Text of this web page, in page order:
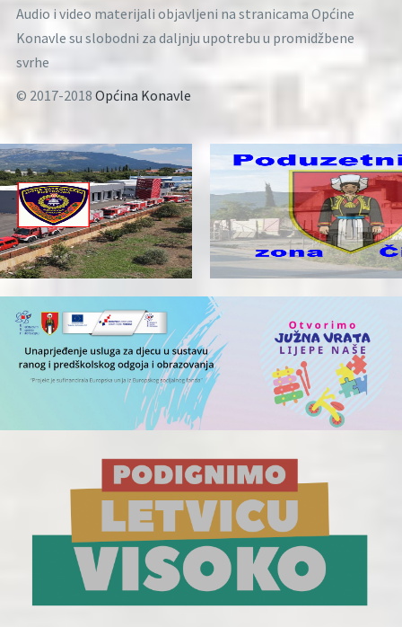
Audio i video materijali objavljeni na stranicama Općine
Konavle su slobodni za daljnju upotrebu u promidžbene
svrhe
© 2017-2018 Općina Konavle